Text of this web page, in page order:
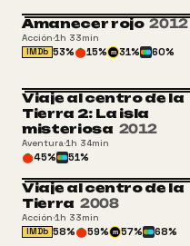
Amanecer rojo 2012
Acción·1h 33min
IMDb 53% 15% m 31% 60%
Viaje al centro de la
Tierra 2: La isla
misteriosa 2012
Aventura·1h 34min
45% 51%
Viaje al centro de la
Tierra 2008
Acción·1h 33min
IMDb 58% 59% m 57% 68%